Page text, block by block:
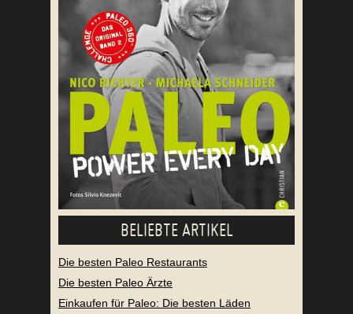
BELIEBTE ARTIKEL
Die besten Paleo Restaurants
Die besten Paleo Ärzte
Einkaufen für Paleo: Die besten Läden